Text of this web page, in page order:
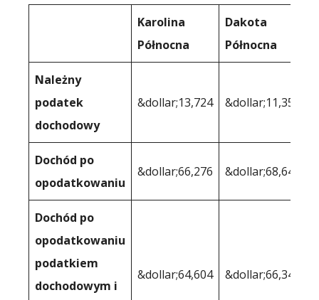
Karolina
Północna
Dakota
Północna
Należny
podatek
dochodowy
&dollar;13,724 &dollar;11,355
Dochód po
opodatkowaniu
&dollar;66,276 &dollar;68,645
Dochód po
opodatkowaniu
podatkiem
dochodowym i
&dollar;64,604 &dollar;66,345